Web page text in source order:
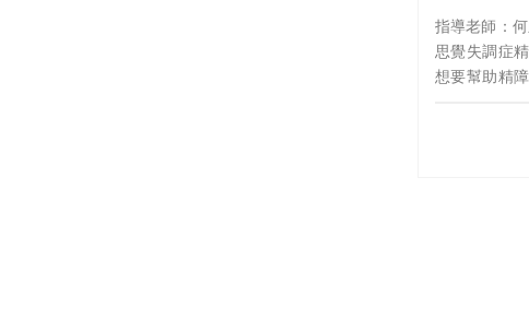
指導老師：
思覺失調症
想要幫助精
覺失調症精